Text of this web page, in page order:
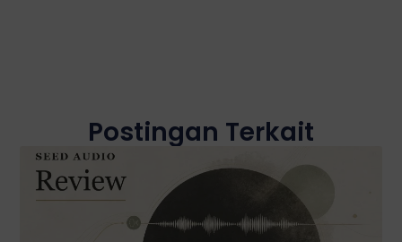
Postingan Terkait